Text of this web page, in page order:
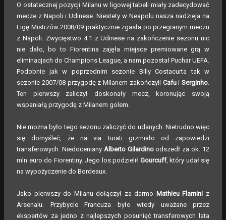
O ostatecznej pozycji Milanu w ligowej tabeli miały zadecydować
mecze z Napoli i Udinese. Niestety w Neapolu nasza nadzieja na
Ligę Mistrzów 2008/09 praktycznie zgasła po przegranym meczu
z Napoli. Zwycięstwo 4:1 z Udinese na zakończenie sezonu nic
nie dało, bo to Fiorentina zajęła miejsce premiowane grą w
eliminacjach do Champions League, a nam pozostał Puchar UEFA.
Podobnie jak w poprzednim sezonie Billy Costacurta tak w
sezonie 2007/08 przygodę z Milanem zakończyliCafui Serginho
Ten pierwszy zaliczył doskonały mecz, koronując swoją
wspaniałą przygodę z Milanem golem.
Nie można było tego sezonu zaliczyć do udanych. Nietrudno więc
się domyśleć, że na via Turati grzmiało od zapowiedzi
transferowych. Niedoceniany Alberto Gilardinoodszedł za ok. 12
mln euro do Fiorentiny. Jego los podzielił Gourcuff, który udał się
na wypożyczenie do Bordeaux.
Jako pierwszy do Milanu dołączył za darmo Mathieu Flamini z
Arsenalu. Przybycie Francuza było wtedy uważane przez
ekspertów za jedno z najlepszych posunięć transferowych lata